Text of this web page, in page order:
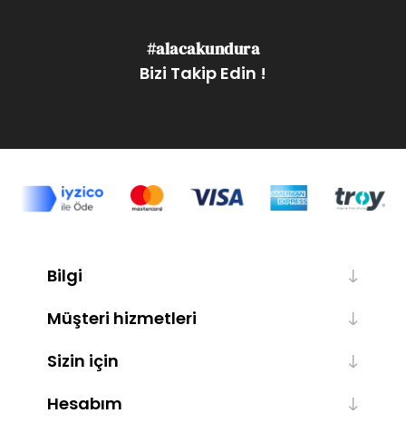
#alacakundura
Bizi Takip Edin !
Bilgi
Müşteri hizmetleri
Sizin için
Hesabım